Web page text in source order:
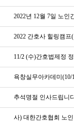
2022년 12월 7일 노인
2022 간호사 힐링캠프
11/2 (수)간호법제정
욕창실무아카데미(10/
추석명절 인사드립니
사) 대한간호협회 노